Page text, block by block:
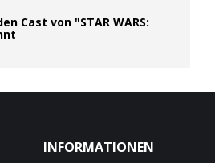
Cast von "STAR WARS:
INFORMATIONEN